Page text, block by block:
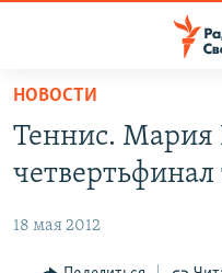
упрощенного
доступа
основному
АВТОРСКИЕ ПРОЕКТЫ
ЦИТАТЫ СВОБОДЫ
НОВОСТИ
Теннис.
18 мая 2012